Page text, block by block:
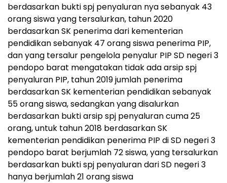
berdasarkan bukti spj penyaluran nya sebanyak 43
orang siswa yang tersalurkan, tahun 2020
berdasarkan SK penerima dari kementerian
pendidikan sebanyak 47 orang siswa penerima PIP,
dan yang tersalur pengelola penyalur PIP SD negeri 3
pendopo barat mengatakan tidak ada arsip spj
penyaluran PIP, tahun 2019 jumlah penerima
berdasarkan SK kementerian pendidikan sebanyak
55 orang siswa, sedangkan yang disalurkan
berdasarkan bukti arsip spj penyaluran cuma 25
orang, untuk tahun 2018 berdasarkan SK
kementerian pendidikan penerima PIP di SD negeri 3
pendopo barat berjumlah 72 siswa, yang tersalurkan
berdasarkan bukti spj penyaluran dari SD negeri 3
hanya berjumlah 21 orang siswa